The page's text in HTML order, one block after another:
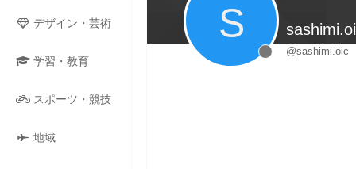
デザイン・芸術
学習・教育
スポーツ・競技
地域
S
@sashimi.oic